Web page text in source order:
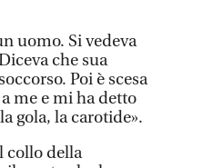
uomo. Si vedeva
che sua
Poi è scesa
me e mi ha detto
gola, la carotide».
collo della